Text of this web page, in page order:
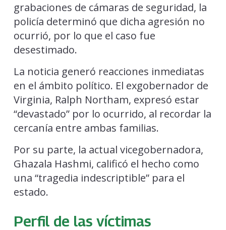
grabaciones de cámaras de seguridad, la
policía determinó que dicha agresión no
ocurrió, por lo que el caso fue
desestimado.
La noticia generó reacciones inmediatas
en el ámbito político. El exgobernador de
Virginia, Ralph Northam, expresó estar
“devastado” por lo ocurrido, al recordar la
cercanía entre ambas familias.
Por su parte, la actual vicegobernadora,
Ghazala Hashmi, calificó el hecho como
una “tragedia indescriptible” para el
estado.
Perfil de las víctimas